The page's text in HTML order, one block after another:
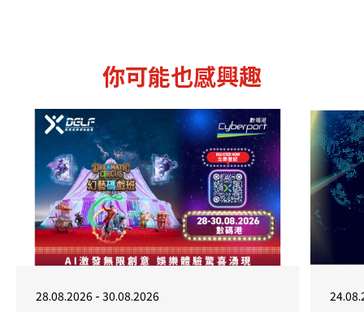
你可能也感興趣
28.08.2026 - 30.08.2026